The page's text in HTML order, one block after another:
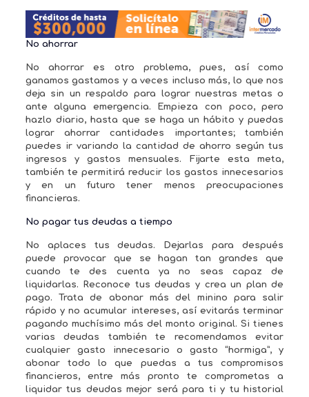
No ahorrar
No ahorrar es otro problema, pues, así como
ganamos gastamos y a veces incluso más, lo que nos
deja sin un respaldo para lograr nuestras metas o
ante alguna emergencia. Empieza con poco, pero
hazlo diario, hasta que se haga un hábito y puedas
lograr ahorrar cantidades importantes; también
puedes ir variando la cantidad de ahorro según tus
ingresos y gastos mensuales. Fijarte esta meta,
también te permitirá reducir los gastos innecesarios
y en un futuro tener menos preocupaciones
financieras.
No pagar tus deudas a tiempo
No aplaces tus deudas. Dejarlas para después
puede provocar que se hagan tan grandes que
cuando te des cuenta ya no seas capaz de
liquidarlas. Reconoce tus deudas y crea un plan de
pago. Trata de abonar más del minino para salir
rápido y no acumular intereses, así evitarás terminar
pagando muchísimo más del monto original. Si tienes
varias deudas también te recomendamos evitar
cualquier gasto innecesario o gasto “hormiga”, y
abonar todo lo que puedas a tus compromisos
financieros, entre más pronto te comprometas a
liquidar tus deudas mejor será para ti y tu historial